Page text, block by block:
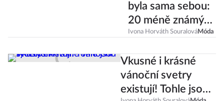
byla sama sebou:
20 méně známých
outfitů Lady Di
Ivona Horváth SouralováMóda
Vkusné i krásné
vánoční svetry
existují! Tohle jsou